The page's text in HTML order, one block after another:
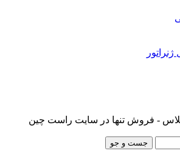
- فروش تنها در سایت راست چین
جست و جو